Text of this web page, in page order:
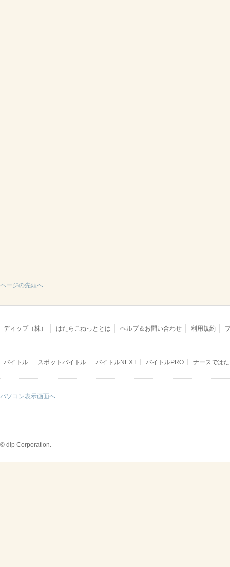
ページの先頭へ
ディップ（株） はたらこねっととは ヘルプ＆お問い合わせ 利用規約
バイトル スポットバイトル バイトルNEXT バイトルPRO ナースでは
パソコン表示画面へ
© dip Corporation.